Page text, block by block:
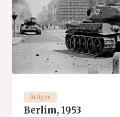
Artigos
Berlim, 1953